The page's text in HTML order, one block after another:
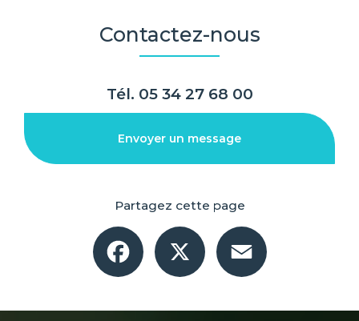
Contactez-nous
Tél. 05 34 27 68 00
Envoyer un message
Partagez cette page
Facebook